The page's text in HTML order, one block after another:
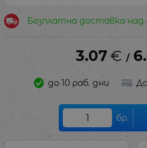
Безплатна доставка над
3.07€ /
до 10 раб. дни
бр.